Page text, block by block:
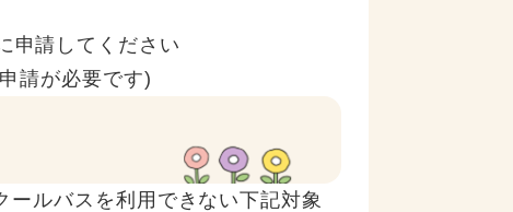
申請してください
請が必要です)
ールバスを利用できない下記対象